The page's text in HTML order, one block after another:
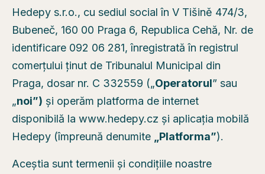
Hedepy s.r.o., cu sediul social în V Tišině 474/3,
Bubeneč, 160 00 Praga 6, Republica Cehă, Nr. de
identificare 092 06 281, înregistrată în registrul
comerțului ținut de Tribunalul Municipal din
Praga, dosar nr. C 332559 („Operatorul” sau
„noi”) și operăm platforma de internet
disponibilă la www.hedepy.cz și aplicația mobilă
Hedepy (împreună denumite
„Platforma”).
Aceștia sunt termenii și condițiile noastre